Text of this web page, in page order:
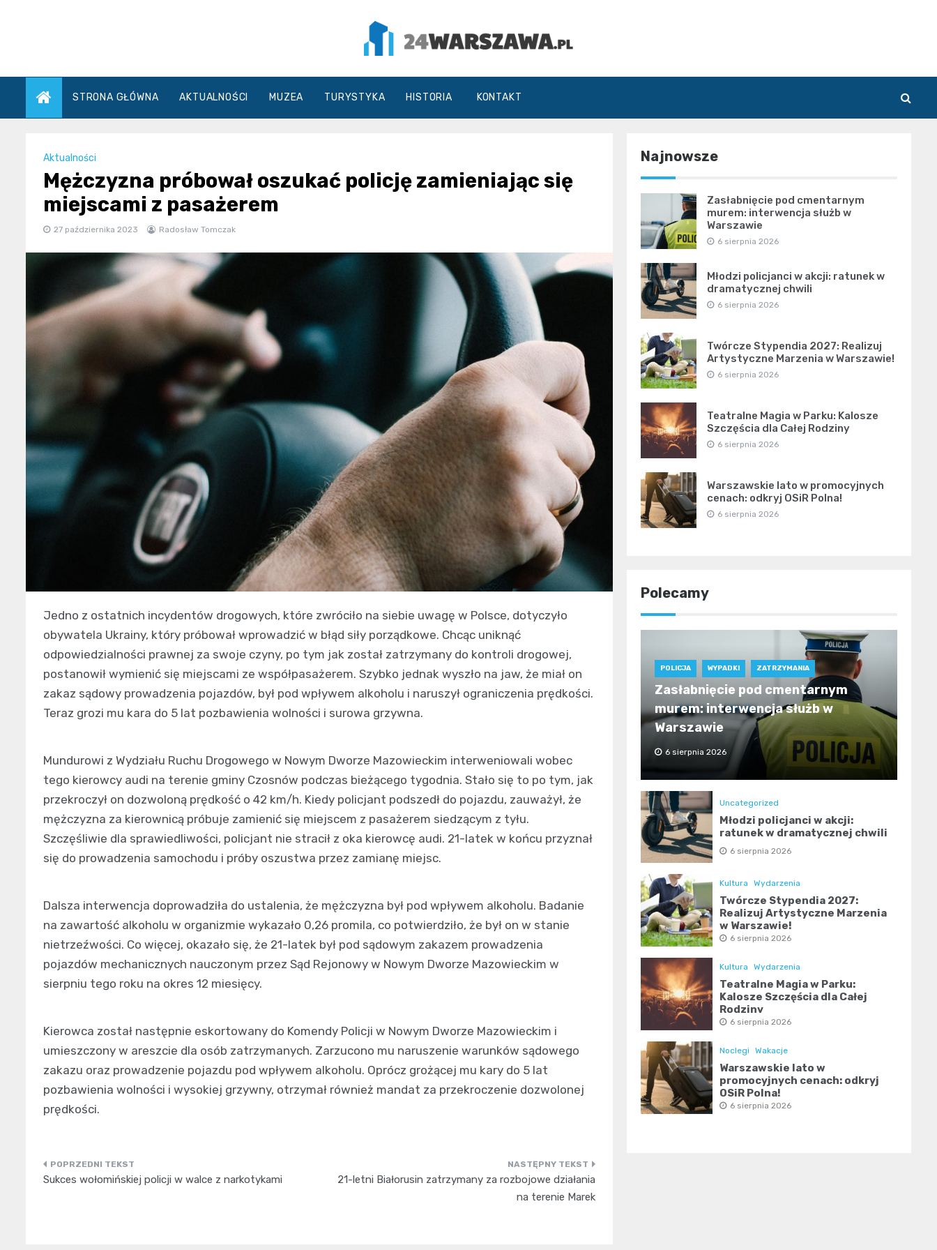
24Warszawa.pl
STRONA GŁÓWNA AKTUALNOŚCI MUZEA TURYSTYKA HISTORIA KONTAKT
Aktualności
Mężczyzna próbował oszukać policję zamieniając się
miejscami z pasażerem
27 października 2023 Radosław Tomczak
Jedno z ostatnich incydentów drogowych, które zwróciło na siebie uwagę w Polsce, dotyczyło
obywatela Ukrainy, który próbował wprowadzić w błąd siły porządkowe. Chcąc uniknąć
odpowiedzialności prawnej za swoje czyny, po tym jak został zatrzymany do kontroli drogowej,
postanowił wymienić się miejscami ze współpasażerem. Szybko jednak wyszło na jaw, że miał on
zakaz sądowy prowadzenia pojazdów, był pod wpływem alkoholu i naruszył ograniczenia prędkości.
Teraz grozi mu kara do 5 lat pozbawienia wolności i surowa grzywna.
Mundurowi z Wydziału Ruchu Drogowego w Nowym Dworze Mazowieckim interweniowali wobec
tego kierowcy audi na terenie gminy Czosnów podczas bieżącego tygodnia. Stało się to po tym, jak
przekroczył on dozwoloną prędkość o 42 km/h. Kiedy policjant podszedł do pojazdu, zauważył, że
mężczyzna za kierownicą próbuje zamienić się miejscem z pasażerem siedzącym z tyłu.
Szczęśliwie dla sprawiedliwości, policjant nie stracił z oka kierowcę audi. 21-latek w końcu przyznał
się do prowadzenia samochodu i próby oszustwa przez zamianę miejsc.
Dalsza interwencja doprowadziła do ustalenia, że mężczyzna był pod wpływem alkoholu. Badanie
na zawartość alkoholu w organizmie wykazało 0,26 promila, co potwierdziło, że był on w stanie
nietrzeźwości. Co więcej, okazało się, że 21-latek był pod sądowym zakazem prowadzenia
pojazdów mechanicznych nauczonym przez Sąd Rejonowy w Nowym Dworze Mazowieckim w
sierpniu tego roku na okres 12 miesięcy.
Kierowca został następnie eskortowany do Komendy Policji w Nowym Dworze Mazowieckim i
umieszczony w areszcie dla osób zatrzymanych. Zarzucono mu naruszenie warunków sądowego
zakazu oraz prowadzenie pojazdu pod wpływem alkoholu. Oprócz grożącej mu kary do 5 lat
pozbawienia wolności i wysokiej grzywny, otrzymał również mandat za przekroczenie dozwolonej
prędkości.
Nawigacja
Sukces wołomińskiej policji w walce z narkotykami
21-letni Białorusin zatrzymany za rozbojowe działania
na terenie Marek
Najnowsze
Zasłabnięcie pod cmentarnym
murem: interwencja służb w
Warszawie
6 sierpnia 2026
Młodzi policjanci w akcji: ratunek w
dramatycznej chwili
6 sierpnia 2026
Twórcze Stypendia 2027: Realizuj
Artystyczne Marzenia w Warszawie!
6 sierpnia 2026
Teatralne Magia w Parku: Kalosze
Szczęścia dla Całej Rodziny
6 sierpnia 2026
Warszawskie lato w promocyjnych
cenach: odkryj OSiR Polna!
6 sierpnia 2026
Polecamy
POLICJA WYPADKI ZATRZYMANIA
Zasłabnięcie pod cmentarnym
murem: interwencja służb w
Warszawie
6 sierpnia 2026
Uncategorized
Młodzi policjanci w akcji:
ratunek w dramatycznej chwili
6 sierpnia 2026
Kultura Wydarzenia
Twórcze Stypendia 2027:
Realizuj Artystyczne Marzenia
w Warszawie!
6 sierpnia 2026
Kultura Wydarzenia
Teatralne Magia w Parku:
Kalosze Szczęścia dla Całej
Rodziny
6 sierpnia 2026
Noclegi Wakacje
Warszawskie lato w
promocyjnych cenach: odkryj
OSiR Polna!
6 sierpnia 2026